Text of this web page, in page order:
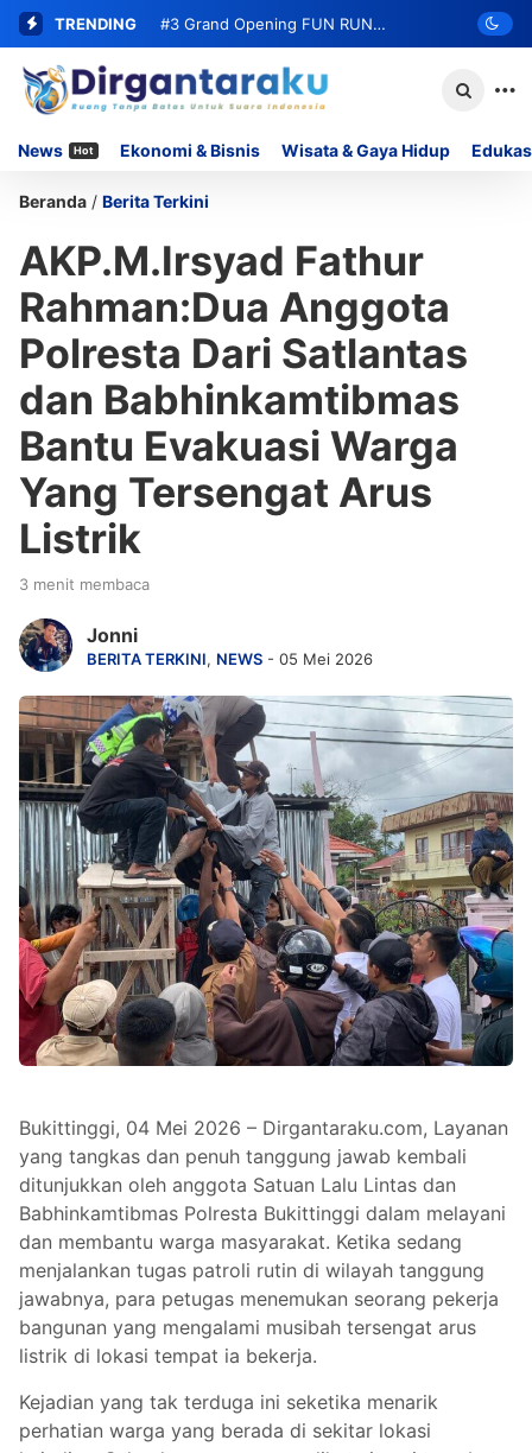
TRENDING #3 Grand Opening FUN RUN
MOMOYO PADANG LUA Siap Digelar,
News Hot Ekonomi & Bisnis Wisata & Gaya Hidup
Beranda / Berita Terkini
AKP.M.Irsyad Fathur
Rahman:Dua Anggota
Polresta Dari Satlantas
dan Babhinkamtibmas
Bantu Evakuasi Warga
Yang Tersengat Arus
Listrik
3 menit membaca
Jonni
BERITA TERKINI, NEWS - 05 Mei 2026
Bukittinggi, 04 Mei 2026 – Dirgantaraku.com, Layanan
yang tangkas dan penuh tanggung jawab kembali
ditunjukkan oleh anggota Satuan Lalu Lintas dan
Babhinkamtibmas Polresta Bukittinggi dalam melayani
dan membantu warga masyarakat. Ketika sedang
menjalankan tugas patroli rutin di wilayah tanggung
jawabnya, para petugas menemukan seorang pekerja
bangunan yang mengalami musibah tersengat arus
listrik di lokasi tempat ia bekerja.
Kejadian yang tak terduga ini seketika menarik
perhatian warga yang berada di sekitar lokasi